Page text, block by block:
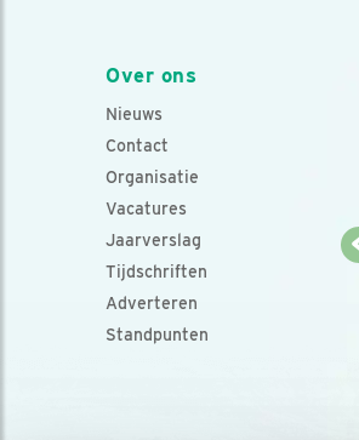
Over ons
Nieuws
Contact
Organisatie
Vacatures
Jaarverslag
Tijdschriften
Adverteren
Standpunten